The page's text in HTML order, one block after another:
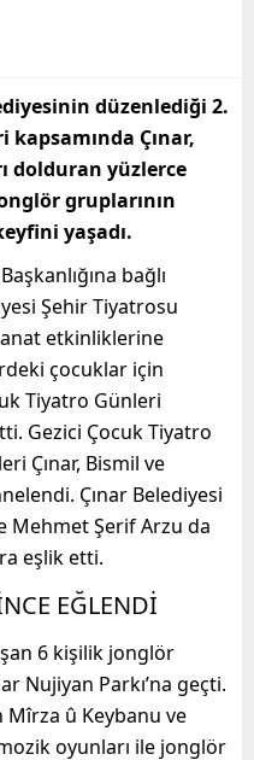
düzenlediği 2.
Çınar,
dolduran yüzlerce
gruplarının
yaşadı.
bağlı
Şehir Tiyatrosu
etkinliklerine
çocuklar için
Tiyatro Günleri
Gezici Çocuk Tiyatro
Çınar, Bismil ve
Çınar Belediyesi
Mehmet Şerif Arzu da
eşlik etti.
EĞLENDİ
6 kişilik jonglör
Nujiyan Parkı’na geçti.
Mîrza û Keybanu ve
oyunları ile jonglör